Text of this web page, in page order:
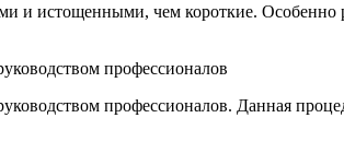
истощенными, чем короткие. Особенно
профессионалов
профессионалов. Данная